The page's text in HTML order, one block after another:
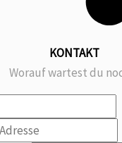
KONTAKT
Worauf wartest du